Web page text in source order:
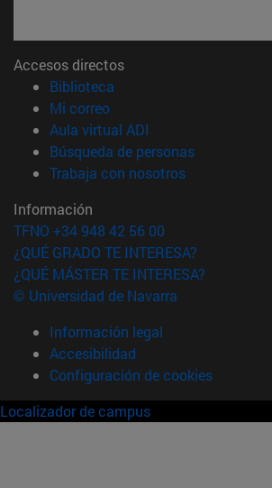
Accesos directos
Biblioteca
Mi correo(abre en nueva ventana)
Aula virtual ADI
Búsqueda de personas(abre en
Trabaja con nosotros(abre en
Información
TFNO +34 948 42 56 00
¿QUÉ GRADO TE INTERESA?
¿QUÉ MÁSTER TE INTERESA?
© Universidad de Navarra
Información legal
Accesibilidad
Configuración de cookies
Localizador de campus